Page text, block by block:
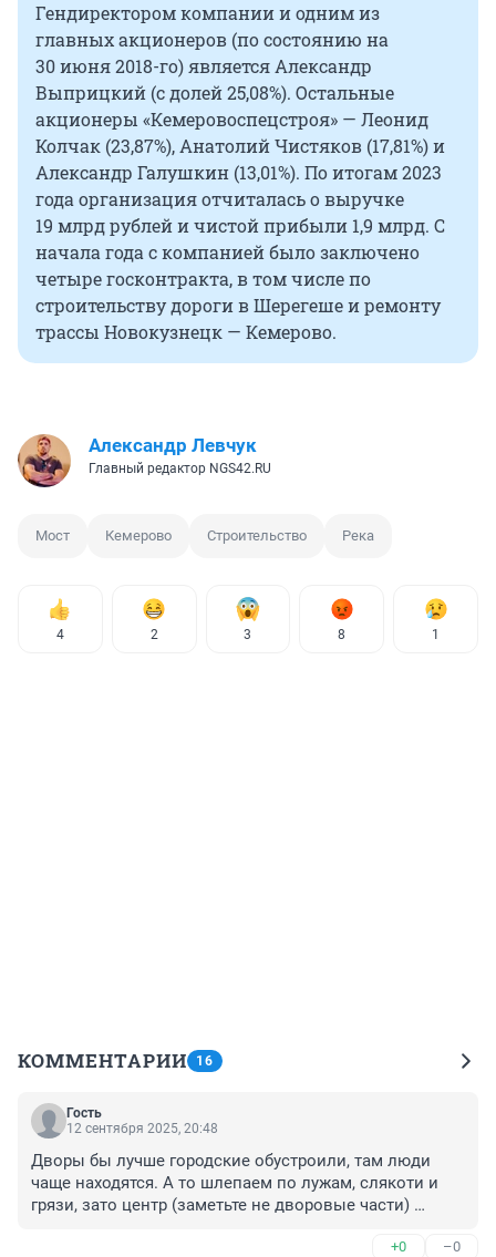
Гендиректором компании и одним из
главных акционеров (по состоянию на
30 июня2018-го) является Александр
Выприцкий (с долей 25,08%). Остальные
акционеры «Кемеровоспецстроя» — Леонид
Колчак (23,87%), Анатолий Чистяков (17,81%) и
Александр Галушкин (13,01%). По итогам 2023
года организация отчиталась о выручке
19 млрдрублей и чистой прибыли 1,9 млрд. С
начала года с компанией было заключено
четыре госконтракта, в том числе по
строительству дороги в Шерегеше и ремонту
трассы Новокузнецк — Кемерово.
Александр Левчук
Главный редактор NGS42.RU
Мост Кемерово Строительство Река
4 2 3 8 1
КОММЕНТАРИИ 16
Гость
12 сентября 2025, 20:48
Дворы бы лучше городские обустроили, там люди
чаще находятся. А то шлепаем по лужам, слякоти и
грязи, зато центр (заметьте не дворовые части)
+0 –0